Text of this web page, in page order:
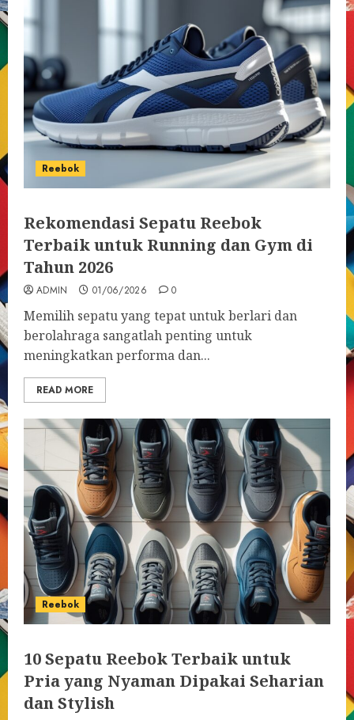
Reebok
Rekomendasi Sepatu Reebok
Terbaik untuk Running dan Gym di
Tahun 2026
ADMIN 01/06/2026 0
Memilih sepatu yang tepat untuk berlari dan
berolahraga sangatlah penting untuk
meningkatkan performa dan...
READ MORE
Reebok
10 Sepatu Reebok Terbaik untuk
Pria yang Nyaman Dipakai Seharian
dan Stylish